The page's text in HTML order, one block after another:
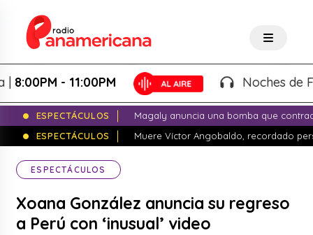
- 11:00PM Noches de
ESPECTÁCULOS
Magaly anuncia una bomba que
ESPECTÁCULOS
Muere Víctor Angobaldo, recordado
ESPECTÁCULOS
Xoana González anuncia su regreso
a Perú con ‘inusual’ video